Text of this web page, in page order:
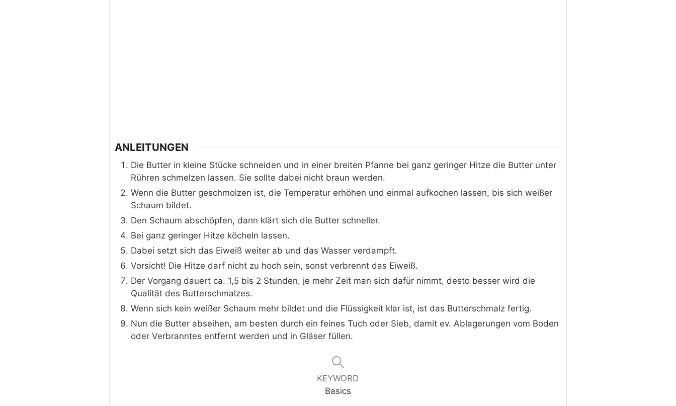
ANLEITUNGEN
Die Butter in kleine Stücke schneiden und in einer breiten Pfanne bei ganz geringer Hitze die Butter unter
Rühren schmelzen lassen. Sie sollte dabei nicht braun werden.
Wenn die Butter geschmolzen ist, die Temperatur erhöhen und einmal aufkochen lassen, bis sich weißer
Schaum bildet.
Den Schaum abschöpfen, dann klärt sich die Butter schneller.
Bei ganz geringer Hitze köcheln lassen.
Dabei setzt sich das Eiweiß weiter ab und das Wasser verdampft.
Vorsicht! Die Hitze darf nicht zu hoch sein, sonst verbrennt das Eiweiß.
Der Vorgang dauert ca. 1,5 bis 2 Stunden, je mehr Zeit man sich dafür nimmt, desto besser wird die
Qualität des Butterschmalzes.
Wenn sich kein weißer Schaum mehr bildet und die Flüssigkeit klar ist, ist das Butterschmalz fertig.
Nun die Butter abseihen, am besten durch ein feines Tuch oder Sieb, damit ev. Ablagerungen vom Boden
oder Verbranntes entfernt werden und in Gläser füllen.
KEYWORD
Basics